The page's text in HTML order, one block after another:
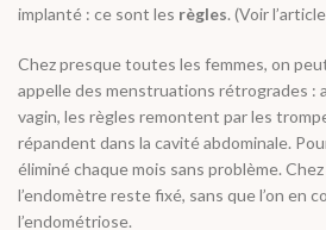
implanté : ce sont les règles. (Voir l’article
Chez presque toutes les femmes, on
appelle des menstruations rétrogrades :
vagin, les règles remontent par les
répandent dans la cavité abdominale.
éliminé chaque mois sans problème.
l’endomètre reste fixé, sans que l’on en
l’endométriose.